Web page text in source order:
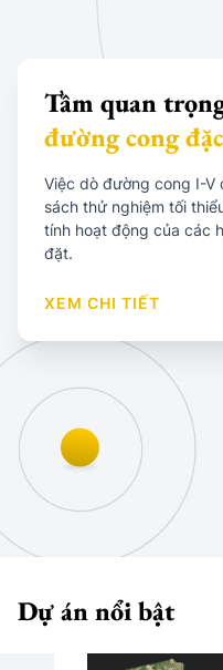
Tầm quan
đường cong
Việc dò đường cong I-V
sách thử nghiệm tối
tính hoạt động của các
đặt.
XEM CHI TIẾT
Dự án nổi bật